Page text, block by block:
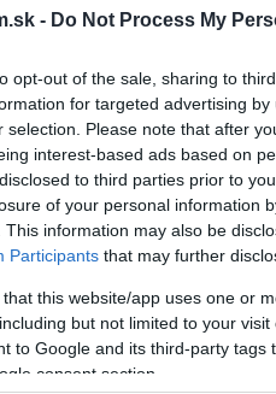
- Do Not Process My
opt-out of the sale, sharing to
for targeted advertising
selection. Please note that after
interest-based ads based on
to third parties prior to
of your personal information
This information may also be
Participants that may further
that this website/app uses one or
but not limited to your
to Google and its third-party
consent section.
na kvalite našej pokožky.
nášho
mnohých dôležitých
sústavy. Od jeho
mladistvý alebo,
i formy nášho tela, ale
za našu základnú